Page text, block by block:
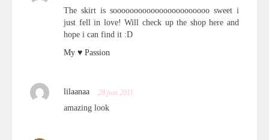
The skirt is sooooooooooooooooooooooo sweet i
just fell in love! Will check up the shop here and
hope i can find it :D
My ♥ Passion
lilaanaa 28 juin 2011
amazing look